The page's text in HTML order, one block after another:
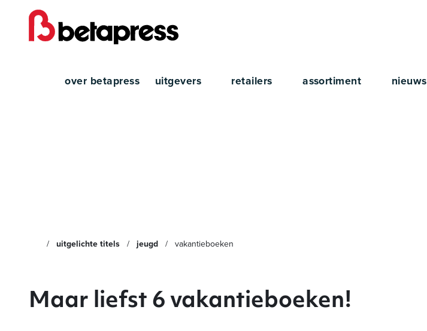
over betapress uitgevers retailers assortiment nieuws
uitgelichte titels jeugd vakantieboeken
Maar liefst 6 vakantieboeken!